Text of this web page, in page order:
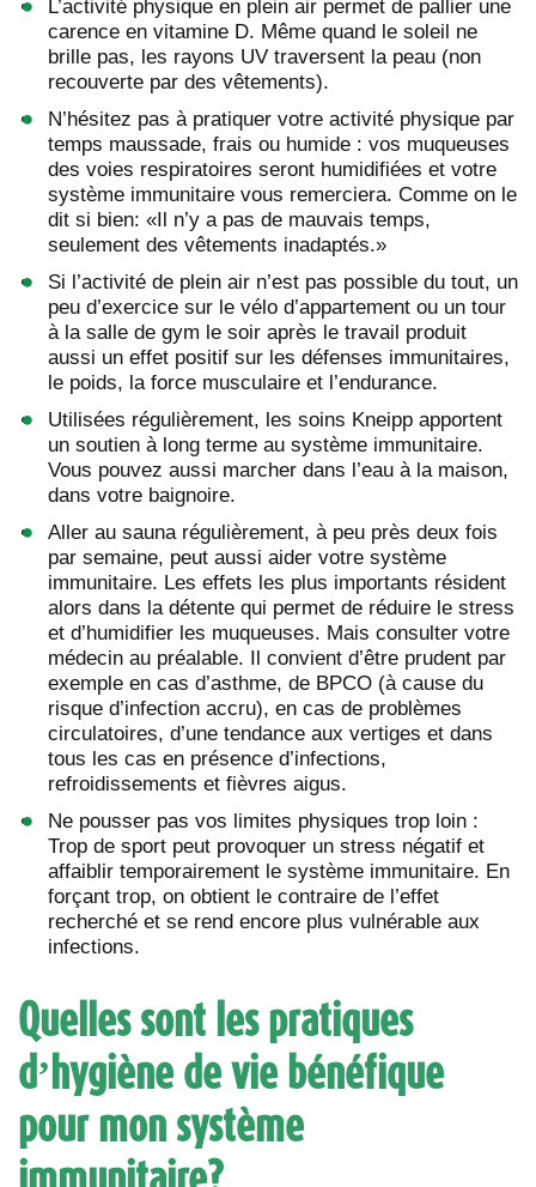
L’activité physique en plein air permet de pallier une
carence en vitamine D. Même quand le soleil ne
brille pas, les rayons UV traversent la peau (non
recouverte par des vêtements).
N’hésitez pas à pratiquer votre activité physique par
temps maussade, frais ou humide : vos muqueuses
des voies respiratoires seront humidifiées et votre
système immunitaire vous remerciera. Comme on le
dit si bien: «Il n’y a pas de mauvais temps,
seulement des vêtements inadaptés.»
Si l’activité de plein air n’est pas possible du tout, un
peu d’exercice sur le vélo d’appartement ou un tour
à la salle de gym le soir après le travail produit
aussi un effet positif sur les défenses immunitaires,
le poids, la force musculaire et l’endurance.
Utilisées régulièrement, les soins Kneipp apportent
un soutien à long terme au système immunitaire.
Vous pouvez aussi marcher dans l’eau à la maison,
dans votre baignoire.
Aller au sauna régulièrement, à peu près deux fois
par semaine, peut aussi aider votre système
immunitaire. Les effets les plus importants résident
alors dans la détente qui permet de réduire le stress
et d’humidifier les muqueuses. Mais consulter votre
médecin au préalable. Il convient d’être prudent par
exemple en cas d’asthme, de BPCO (à cause du
risque d’infection accru), en cas de problèmes
circulatoires, d’une tendance aux vertiges et dans
tous les cas en présence d’infections,
refroidissements et fièvres aigus.
Ne pousser pas vos limites physiques trop loin :
Trop de sport peut provoquer un stress négatif et
affaiblir temporairement le système immunitaire. En
forçant trop, on obtient le contraire de l’effet
recherché et se rend encore plus vulnérable aux
infections.
Quelles sont les pratiques
d’hygiène de vie bénéfique
pour mon système
immunitaire?